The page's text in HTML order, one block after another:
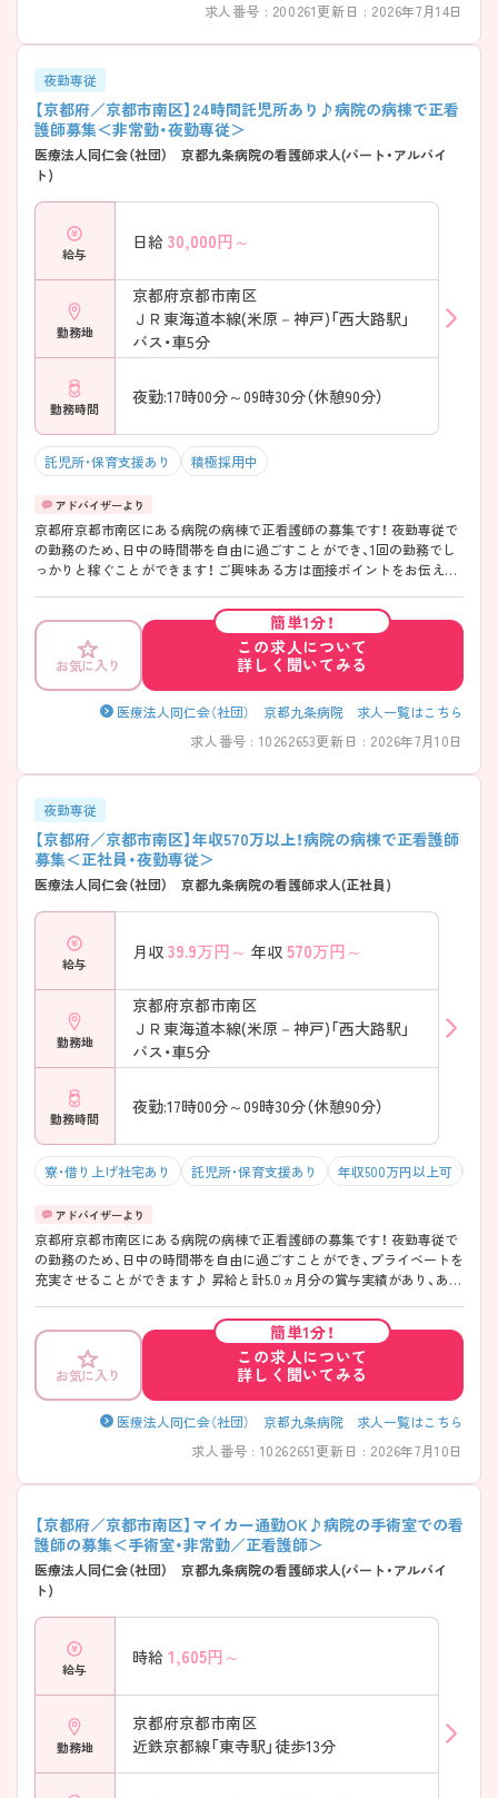
求人番号 : 200261更新日 : 2026年7月14日
夜勤専従
【京都府／京都市南区】24時間託児所あり♪病院の病棟で正看
護師募集＜非常勤・夜勤専従＞
医療法人同仁会（社団） 京都九条病院の看護師求人(パート・アルバイ
ト)
給与
日給 30,000円～
勤務地
京都府京都市南区
ＪＲ東海道本線(米原－神戸)「西大路駅」
バス・車5分
勤務時間
夜勤:17時00分～09時30分（休憩90分）
託児所・保育支援あり 積極採用中
京都府京都市南区にある病院の病棟で正看護師の募集です！ 夜勤専従で
の勤務のため、日中の時間帯を自由に過ごすことができ、1回の勤務でし
っかりと稼ぐことができます！ ご興味ある方は面接ポイントをお伝えし
お気に入り
簡単1分！
この求人について
詳しく聞いてみる
医療法人同仁会（社団） 京都九条病院 求人一覧はこちら
求人番号 : 10262653更新日 : 2026年7月10日
夜勤専従
【京都府／京都市南区】年収570万以上！病院の病棟で正看護師
募集＜正社員・夜勤専従＞
医療法人同仁会（社団） 京都九条病院の看護師求人(正社員)
給与
月収 39.9万円～ 年収 570万円～
勤務地
京都府京都市南区
ＪＲ東海道本線(米原－神戸)「西大路駅」
バス・車5分
勤務時間
夜勤:17時00分～09時30分（休憩90分）
寮・借り上げ社宅あり 託児所・保育支援あり 年収500万円以上可
京都府京都市南区にある病院の病棟で正看護師の募集です！ 夜勤専従で
の勤務のため、日中の時間帯を自由に過ごすことができ、プライベートを
充実させることができます♪ 昇給と計5.0ヵ月分の賞与実績があり、あな
ご興味ある方は面接ポイントをお伝えしますので、お気軽にご連絡くだ
さい。
お気に入り
簡単1分！
この求人について
詳しく聞いてみる
医療法人同仁会（社団） 京都九条病院 求人一覧はこちら
求人番号 : 10262651更新日 : 2026年7月10日
【京都府／京都市南区】マイカー通勤OK♪病院の手術室での看
護師の募集＜手術室・非常勤／正看護師＞
医療法人同仁会（社団） 京都九条病院の看護師求人(パート・アルバイ
ト)
給与
時給 1,605円～
勤務地
京都府京都市南区
近鉄京都線「東寺駅」徒歩13分